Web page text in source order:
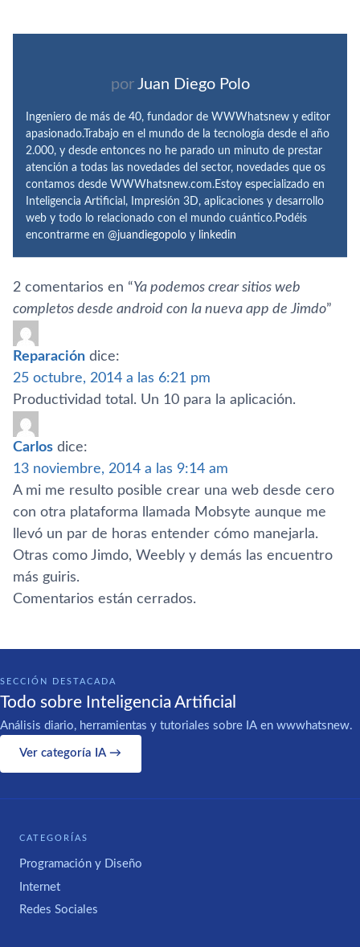
por Juan Diego Polo
Ingeniero de más de 40, fundador de WWWhatsnew y editor
apasionado.Trabajo en el mundo de la tecnología desde el año
2.000, y desde entonces no he parado un minuto de prestar
atención a todas las novedades del sector, novedades que os
contamos desde WWWhatsnew.com.Estoy especializado en
Inteligencia Artificial, Impresión 3D, aplicaciones y desarrollo
web y todo lo relacionado con el mundo cuántico.Podéis
encontrarme en @juandiegopolo y linkedin
2 comentarios en “Ya podemos crear sitios web
completos desde android con la nueva app de Jimdo”
Reparación dice:
25 octubre, 2014 a las 6:21 pm
Productividad total. Un 10 para la aplicación.
Carlos dice:
13 noviembre, 2014 a las 9:14 am
A mi me resulto posible crear una web desde cero
con otra plataforma llamada Mobsyte aunque me
llevó un par de horas entender cómo manejarla.
Otras como Jimdo, Weebly y demás las encuentro
más guiris.
Comentarios están cerrados.
SECCIÓN DESTACADA
Todo sobre Inteligencia Artificial
Análisis diario, herramientas y tutoriales sobre IA en wwwhatsnew.
Ver categoría IA →
CATEGORÍAS
Programación y Diseño
Internet
Redes Sociales